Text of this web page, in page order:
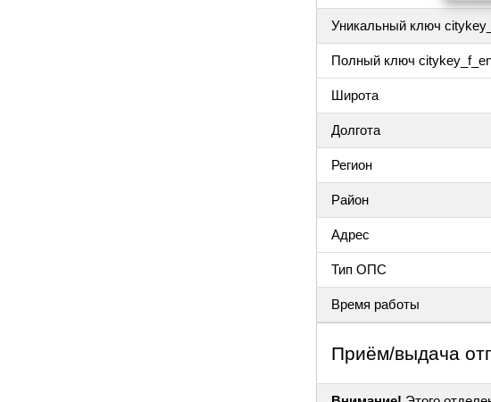
Уникальный ключ
Полный ключ
Широта
Долгота
Регион
Район
Адрес
Тип ОПС
Время работы
Приём/выдача